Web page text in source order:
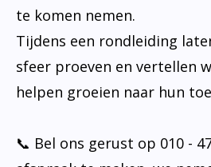
te komen nemen.
Tijdens een rondleiding
sfeer proeven en vertellen
helpen groeien naar hun
📞 Bel ons gerust op 010 -